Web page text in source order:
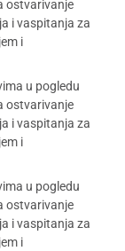
ostvarivanje
i vaspitanja za
i
u pogledu
ostvarivanje
i vaspitanja za
i
u pogledu
ostvarivanje
i vaspitanja za
i